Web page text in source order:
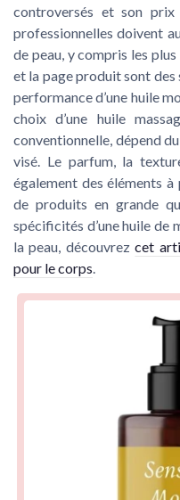
controversés et son
professionnelles doivent
de peau, y compris les
et la page produit sont des
performance d’une huile
choix d’une huile
conventionnelle, dépend
visé. Le parfum, la
également des éléments
de produits en grande
spécificités d’une huile de
la peau, découvrezcet
pour le corps.